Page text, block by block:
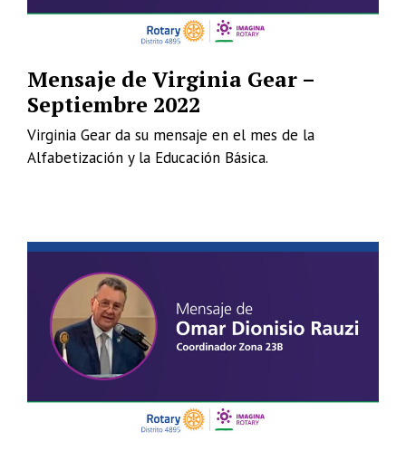
Mensaje de Virginia Gear –
Septiembre 2022
Virginia Gear da su mensaje en el mes de la
Alfabetización y la Educación Básica.